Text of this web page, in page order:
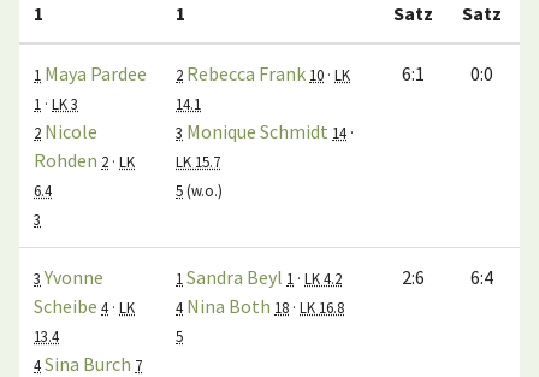
1
1
Satz
Satz
1 Maya Pardee
1 · LK 3
2 Nicole
Rohden 2 · LK
6.4
3
2 Rebecca Frank 10 · LK
14.1
3 Monique Schmidt 14 ·
LK 15.7
5(w.o.)
6:1 0:0
3 Yvonne
Scheibe 4 · LK
13.4
4Sina Burch 7
1 Sandra Beyl 1 · LK 4.2
4 Nina Both 18 · LK 16.8
5
2:6 6:4